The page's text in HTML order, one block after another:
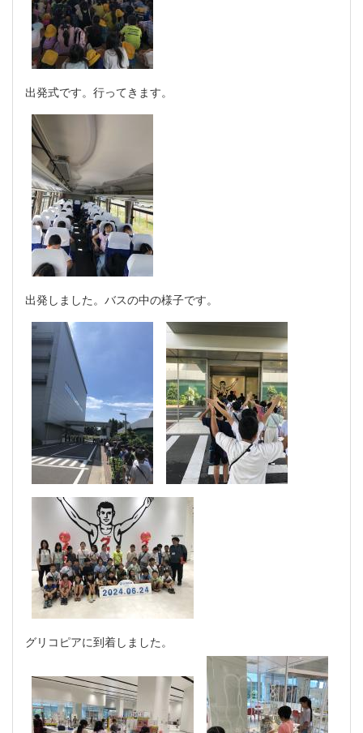
出発式です。行ってきます。
出発しました。バスの中の様子です。
グリコピアに到着しました。